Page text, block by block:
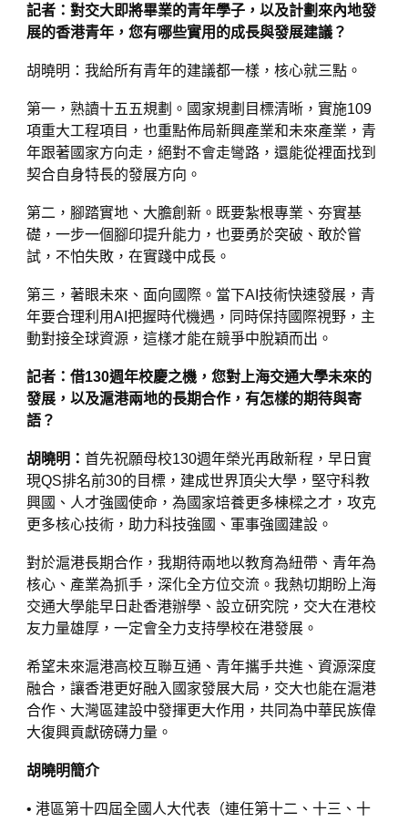
記者：對交大即將畢業的青年學子，以及計劃來內地發
展的香港青年，您有哪些實用的成長與發展建議？
胡曉明：我給所有青年的建議都一樣，核心就三點。
第一，熟讀十五五規劃。國家規劃目標清晰，實施109
項重大工程項目，也重點佈局新興產業和未來產業，青
年跟著國家方向走，絕對不會走彎路，還能從裡面找到
契合自身特長的發展方向。
第二，腳踏實地、大膽創新。既要紮根專業、夯實基
礎，一步一個腳印提升能力，也要勇於突破、敢於嘗
試，不怕失敗，在實踐中成長。
第三，著眼未來、面向國際。當下AI技術快速發展，青
年要合理利用AI把握時代機遇，同時保持國際視野，主
動對接全球資源，這樣才能在競爭中脫穎而出。
記者：借130週年校慶之機，您對上海交通大學未來的
發展，以及滬港兩地的長期合作，有怎樣的期待與寄
語？
胡曉明：首先祝願母校130週年榮光再啟新程，早日實
現QS排名前30的目標，建成世界頂尖大學，堅守科教
興國、人才強國使命，為國家培養更多棟樑之才，攻克
更多核心技術，助力科技強國、軍事強國建設。
對於滬港長期合作，我期待兩地以教育為紐帶、青年為
核心、產業為抓手，深化全方位交流。我熱切期盼上海
交通大學能早日赴香港辦學、設立研究院，交大在港校
友力量雄厚，一定會全力支持學校在港發展。
希望未來滬港高校互聯互通、青年攜手共進、資源深度
融合，讓香港更好融入國家發展大局，交大也能在滬港
合作、大灣區建設中發揮更大作用，共同為中華民族偉
大復興貢獻磅礴力量。
胡曉明簡介
• 港區第十四屆全國人大代表（連任第十二、十三、十